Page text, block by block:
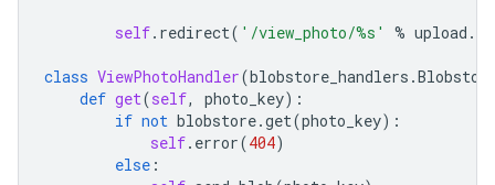
self. redirect( '/view_photo/%s ' % upload .
class ViewPhotoHandler(blobstore_handlers .
def get(self, photo_key):
if not blobstore.get(photo_key):
self. error(404)
else :